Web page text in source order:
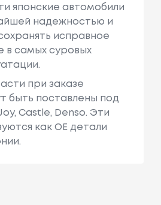
японские автомобили
надежностью и
исправное
в самых суровых
при заказе
быть поставлены под
Castle, Denso. Эти
как ОЕ детали